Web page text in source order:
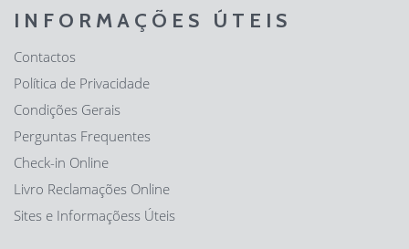
INFORMAÇÕES ÚTEIS
Contactos
Política de Privacidade
Condições Gerais
Perguntas Frequentes
Check-in Online
Livro Reclamações Online
Sites e Informaçõess Úteis